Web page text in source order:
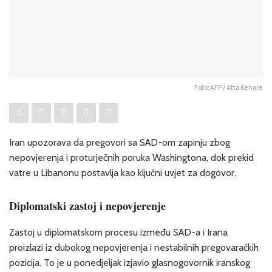
Foto: AFP / Atta Kenare
Iran upozorava da pregovori sa SAD-om zapinju zbog
nepovjerenja i proturječnih poruka Washingtona, dok prekid
vatre u Libanonu postavlja kao ključni uvjet za dogovor.
Diplomatski zastoj i nepovjerenje
Zastoj u diplomatskom procesu između SAD-a i Irana
proizlazi iz dubokog nepovjerenja i nestabilnih pregovaračkih
pozicija. To je u ponedjeljak izjavio glasnogovornik iranskog